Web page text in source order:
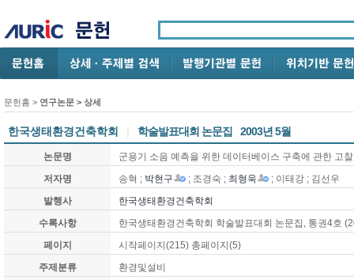
문헌홈 > 연구논문 > 상세
한국생태환경건축학회 | 학술발표대회 논문집 2003년 5월
논문명
군용기 소음 예측을 위한 데이터베이스 구축에 관한 고찰
저자명
송혁 ; 박현구 ; 조경숙 ; 최형욱
; 이태강 ; 김선우
발행사
한국생태환경건축학회
수록사항
한국생태환경건축학회 학술발표대회 논문집, 통권4호
페이지
시작페이지(215) 총페이지(5)
주제분류
환경및설비